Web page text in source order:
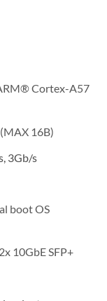
Cortex-A57
16B)
3Gb/s
boot OS
10GbE SFP+